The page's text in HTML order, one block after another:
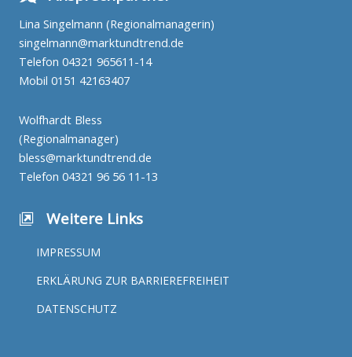
Lina Singelmann (Regionalmanagerin)
singelmann@marktundtrend.de
Telefon 04321 965611-14
Mobil 0151 42163407
Wolfhardt Bless
(Regionalmanager)
bless@marktundtrend.de
Telefon 04321 96 56 11-13
Weitere Links
IMPRESSUM
ERKLÄRUNG ZUR BARRIEREFREIHEIT
DATENSCHUTZ